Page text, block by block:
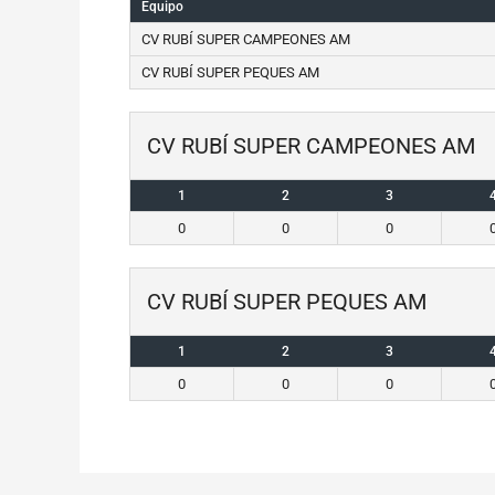
Equipo
CV RUBÍ SUPER CAMPEONES AM
CV RUBÍ SUPER PEQUES AM
CV RUBÍ SUPER CAMPEONES AM
1 2 3
0 0 0
CV RUBÍ SUPER PEQUES AM
1 2 3
0 0 0